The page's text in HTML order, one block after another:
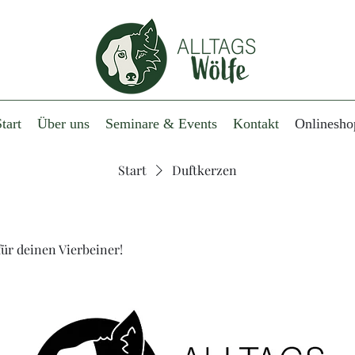
Über uns Seminare & Events Kontakt
Start Duftkerzen
deinen Vierbeiner!